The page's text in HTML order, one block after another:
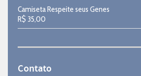
Camiseta Respeite seus Genes
R$ 35,00
Contato